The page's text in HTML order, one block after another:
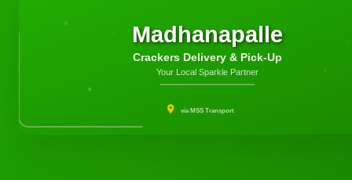
Madhanapalle
Crackers Delivery & Pick-Up
Your Local Sparkle Partner
via MSS Transport